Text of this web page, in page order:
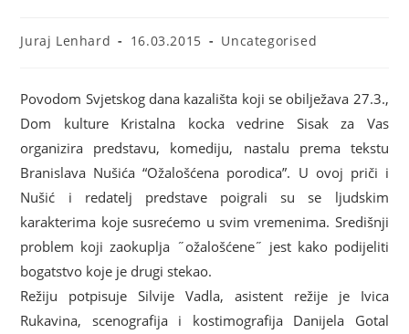
Juraj Lenhard 16.03.2015 Uncategorised
Povodom Svjetskog dana kazališta koji se obilježava 27.3.,
Dom kulture Kristalna kocka vedrine Sisak za Vas
organizira predstavu, komediju, nastalu prema tekstu
Branislava Nušića “Ožalošćena porodica”. U ovoj priči i
Nušić i redatelj predstave poigrali su se ljudskim
karakterima koje susrećemo u svim vremenima. Središnji
problem koji zaokuplja ˝ožalošćene˝ jest kako podijeliti
bogatstvo koje je drugi stekao.
Režiju potpisuje Silvije Vadla, asistent režije je Ivica
Rukavina, scenografija i kostimografija Danijela Gotal